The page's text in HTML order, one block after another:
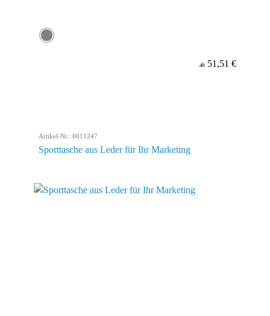
ab 51,51 €
Artikel-Nr.: 0011247
Sporttasche aus Leder für Ihr Marketing